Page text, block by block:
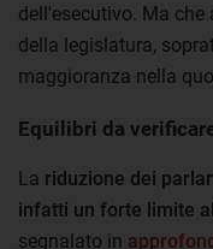
dell'esecutivo. Ma
della legislatura,
maggioranza nella
Equilibri da
La riduzione dei
infatti un forte limite
segnalato in